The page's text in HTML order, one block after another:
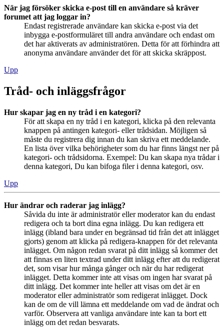
När jag försöker skicka e-post till en användare så kräver
forumet att jag loggar in?
Endast registrerade användare kan skicka e-post via det
inbygga e-postformuläret till andra användare och endast om
det har aktiverats av administratören. Detta för att förhindra att
anonyma användare använder det för att skicka skräppost.
Upp
Tråd- och inläggsfrågor
Hur skapar jag en ny tråd i en kategori?
För att skapa en ny tråd i en kategori, klicka på den relevanta
knappen på antingen kategori- eller trådsidan. Möjligen så
måste du registrera dig innan du kan skriva ett meddelande.
En lista över vilka behörigheter som du har finns längst ner på
kategori- och trådsidorna. Exempel: Du kan skapa nya trådar i
denna kategori, Du kan bifoga filer i denna kategori, osv.
Upp
Hur ändrar och raderar jag inlägg?
Såvida du inte är administratör eller moderator kan du endast
redigera och ta bort dina egna inlägg. Du kan redigera ett
inlägg (ibland bara under en begränsad tid från det att inlägget
gjorts) genom att klicka på redigera-knappen för det relevanta
inlägget. Om någon redan svarat på ditt inlägg så kommer det
att finnas en liten textrad under ditt inlägg efter att du redigerat
det, som visar hur många gånger och när du har redigerat
inlägget. Detta kommer inte att visas om ingen har svarat på
ditt inlägg. Det kommer inte heller att visas om det är en
moderator eller administratör som redigerat inlägget. Dock
kan de om de vill lämna ett meddelande om vad de ändrat och
varför. Observera att vanliga användare inte kan ta bort ett
inlägg om det redan besvarats.